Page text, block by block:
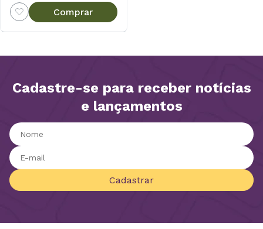
Comprar
Cadastre-se para receber notícias
e lançamentos
Cadastrar